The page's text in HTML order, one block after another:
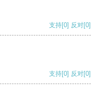
支持[0] 反对[0]
支持[0] 反对[0]